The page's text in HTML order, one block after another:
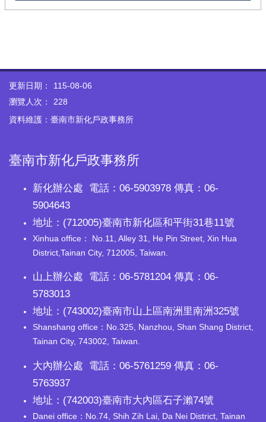
更新日期：
115-08-06
瀏覽人次：
228
資料維護：臺南市新化戶政事務所
臺南市新化戶政事務所
新化辦公處 電話：06-5903978 傳真：06-
5904643
地址：(712005)臺南市新化區和平街31巷11號
Xinhua office： No.11, Alley 31, He Pin Street, Xin Hua
District,Tainan City, 712005, Taiwan.
山上辦公處 電話：06-5781204 傳真：06-
5783013
地址：(743002)臺南市山上區南洲里南洲325號
Shanshang office：No.325, Nanzhou, Shan Shang District,
Tainan City, 743002, Taiwan.
大內辦公處 電話：06-5761259 傳真：06-
5763937
地址：(742003)臺南市大內區石子瀨74號
Danei office：No.74, Shih Zih Lai, Da Nei District, Tainan